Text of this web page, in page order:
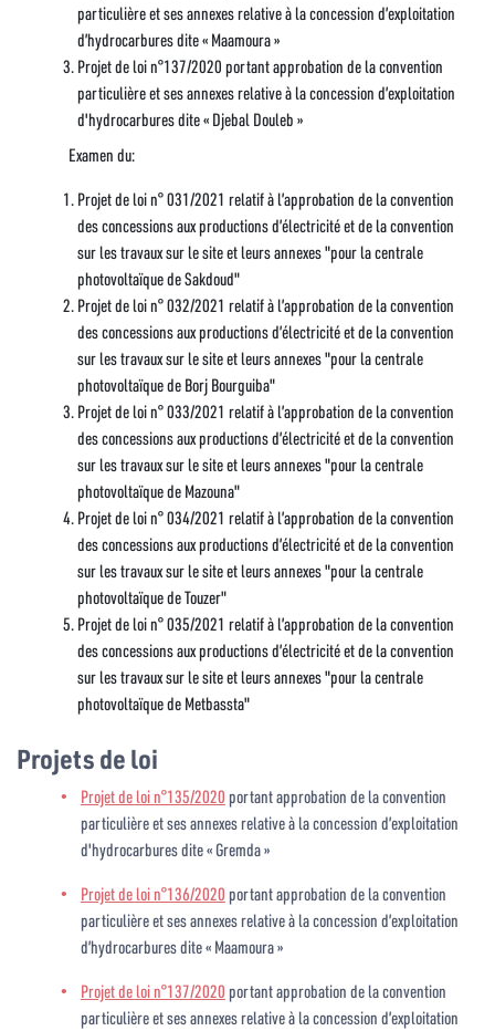
particulière et ses annexes relative à la concession d’exploitation
d’hydrocarbures dite « Maamoura »
Projet de loi n°137/2020 portant approbation de la convention
particulière et ses annexes relative à la concession d’exploitation
d'hydrocarbures dite « Djebal Douleb »
Examen du:
Projet de loi n° 031/2021 relatif à l’approbation de la convention
des concessions aux productions d’électricité et de la convention
sur les travaux sur le site et leurs annexes "pour la centrale
photovoltaïque de Sakdoud"
Projet de loi n° 032/2021 relatif à l’approbation de la convention
des concessions aux productions d’électricité et de la convention
sur les travaux sur le site et leurs annexes "pour la centrale
photovoltaïque de Borj Bourguiba"
Projet de loi n° 033/2021 relatif à l’approbation de la convention
des concessions aux productions d’électricité et de la convention
sur les travaux sur le site et leurs annexes "pour la centrale
photovoltaïque de Mazouna"
Projet de loi n° 034/2021 relatif à l’approbation de la convention
des concessions aux productions d’électricité et de la convention
sur les travaux sur le site et leurs annexes "pour la centrale
photovoltaïque de Touzer"
Projet de loi n° 035/2021 relatif à l’approbation de la convention
des concessions aux productions d’électricité et de la convention
sur les travaux sur le site et leurs annexes "pour la centrale
photovoltaïque de Metbassta"
Projets de loi
Projet de loi n°135/2020portant approbation de la convention
particulière et ses annexes relative à la concession d’exploitation
d'hydrocarbures dite « Gremda »
Projet de loi n°136/2020portant approbation de la convention
particulière et ses annexes relative à la concession d’exploitation
d’hydrocarbures dite « Maamoura »
Projet de loi n°137/2020portant approbation de la convention
particulière et ses annexes relative à la concession d’exploitation